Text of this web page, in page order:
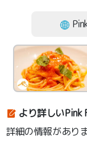
より詳しいPink
詳細の情報があり